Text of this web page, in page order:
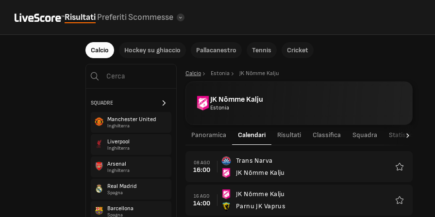
RisultatiPreferiti Scommesse
Calcio Hockey su ghiaccio Pallacanestro Tennis Cricket
SQUADRE
Manchester United
Inghilterra
Liverpool
Inghilterra
Arsenal
Inghilterra
Real Madrid
Spagna
Barcellona
Spagna
Calcio Estonia JK Nõmme Kalju
JK Nõmme Kalju
Estonia
Panoramica Calendari Risultati Classifica Squadra Statistiche dei
08 AGO
16:00
Trans Narva
JK Nõmme Kalju
16 AGO
14:00
JK Nõmme Kalju
Parnu JK Vaprus